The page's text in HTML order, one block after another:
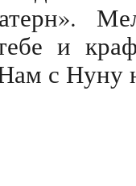
и
с Нуну